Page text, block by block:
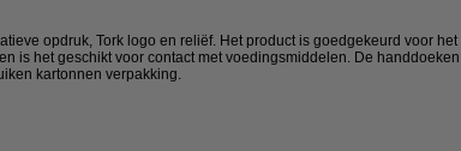
opdruk, Tork logo en reliëf. Het product is goedgekeurd voor het
is het geschikt voor contact met voedingsmiddelen. De handdoeken
kartonnen verpakking.